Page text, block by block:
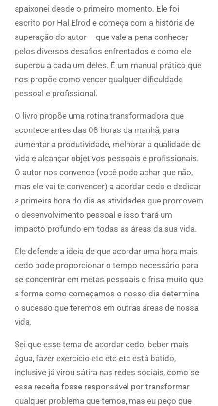
apaixonei desde o primeiro momento. Ele foi
escrito por Hal Elrod e começa com a história de
superação do autor – que vale a pena conhecer
pelos diversos desafios enfrentados e como ele
superou a cada um deles. É um manual prático que
nos propõe como vencer qualquer dificuldade
pessoal e profissional.
O livro propõe uma rotina transformadora que
acontece antes das 08 horas da manhã, para
aumentar a produtividade, melhorar a qualidade de
vida e alcançar objetivos pessoais e profissionais.
O autor nos convence (você pode achar que não,
mas ele vai te convencer) a acordar cedo e dedicar
a primeira hora do dia as atividades que promovem
o desenvolvimento pessoal e isso trará um
impacto profundo em todas as áreas da sua vida.
Ele defende a ideia de que acordar uma hora mais
cedo pode proporcionar o tempo necessário para
se concentrar em metas pessoais e frisa muito que
a forma como começamos o nosso dia determina
o sucesso que teremos em outras áreas de nossa
vida.
Sei que esse tema de acordar cedo, beber mais
água, fazer exercício etc etc etc está batido,
inclusive já virou sátira nas redes sociais, como se
essa receita fosse responsável por transformar
qualquer problema que temos, mas eu peço que